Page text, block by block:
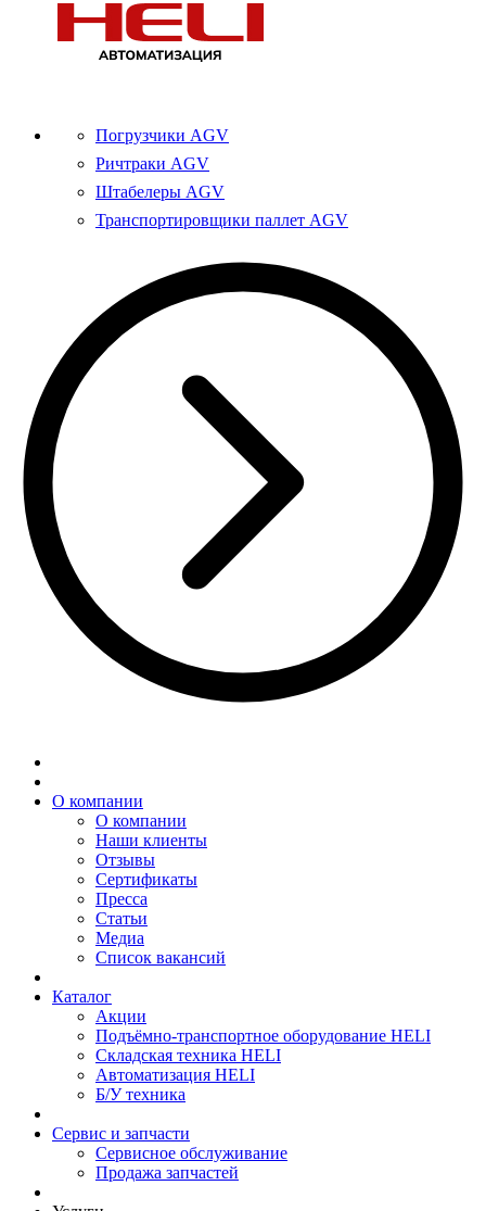
Погрузчики AGV
Ричтраки AGV
Штабелеры AGV
Транспортировщики паллет AGV
О компании
О компании
Наши клиенты
Отзывы
Сертификаты
Пресса
Статьи
Медиа
Список вакансий
Каталог
Акции
Подъёмно-транспортное оборудование HELI
Складская техника HELI
Автоматизация HELI
Б/У техника
Сервис и запчасти
Сервисное обслуживание
Продажа запчастей